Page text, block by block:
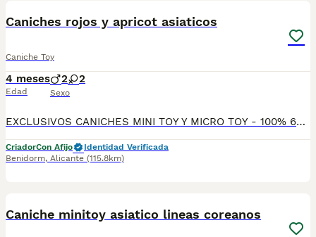
Caniches rojos y apricot asiaticos
Caniche Toy
4 meses
Edad
2 2
Sexo
EXCLUSIVOS CANICHES MINI TOY Y MICRO TOY - 100% 604370339 🐩 ​Descubre la máxima expresión de la belleza en la raza con nuestras espectaculares camadas de Caniche Toy con alta genética asiática (Línea Coreana / Teddy Bear) al 50% y 75%. ​Olvídate de los caniches tradicionales; estos cachorros cuentan con la morfología asiática más cotizada del mundo: morros extremadamente chatos, ojos enormes y redondos, patitas súper cortas y cuerpos ultracompactos que mantienen el tamaño de cachorro durante toda su vida. ​🇨🇳🇰🇷 GENÉTICA EXCLUSIVA SELECCIONADA: ​Línea 50% y 75% Asiática: Morfología "tipo peluche" garantizada con fisonomía de oso. ​Colores Premium: Rojo Intenso (Red) y Apricot (Albaricoque) limpios y brillantes. ​Calidad de pelo: Rizo perfecto, denso y algodonoso. Raza 100% hipoalergénica ​Origen: Cría nacional y responsable en ambiente familiar. Rechaza importaciones. ​📋 SALUD Y DOCUMENTACIÓN DE PRIMERA: ​Cartilla oficial sanitaria de veterinario colegiado en España. ​Vacunación completa acorde a su edad y microchip obligatorio implantado. ​Desparasitados rigurosamente de forma interna y externa. ​Garantías por escrito: Contrato legal con garantías víricas y genéticas/hereditarias. ​Son cachorros criados con un temperamento alegre, extremadamente inteligentes, limpios y muy equilibrados. ​📲 TRANSPARENCIA Y SERIEDAD ABSOLUTA. No te dejes engañar con fotos falsas. Te enviamos vídeos actuales y reales por WhatsApp de los cachorros disponibles y de los padres. Posibilidad de venir a verlos en mano o envío a toda España mediante transporte especializado autorizado. ¡Contáctanos ya! ​Palabras clave para el buscador (SEO): caniche toy, caniche mini toy, caniche asiatico, caniche coreano, caniche teddy bear, caniche rojo, caniche toy red, caniche apricot, caniche nacional, comprar caniche toy, caniche micro toy, caniche toy miniatura. https://breedregistry.emergent.host/
CriadorCon Afijo
Identidad Verificada
Benidorm, Alicante (115.8km)
Caniche minitoy asiatico lineas coreanos